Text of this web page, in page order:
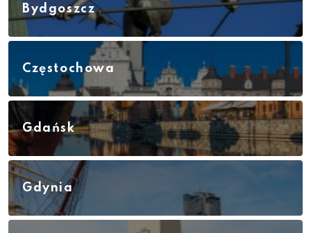
Bydgoszcz
Częstochowa
Gdańsk
Gdynia